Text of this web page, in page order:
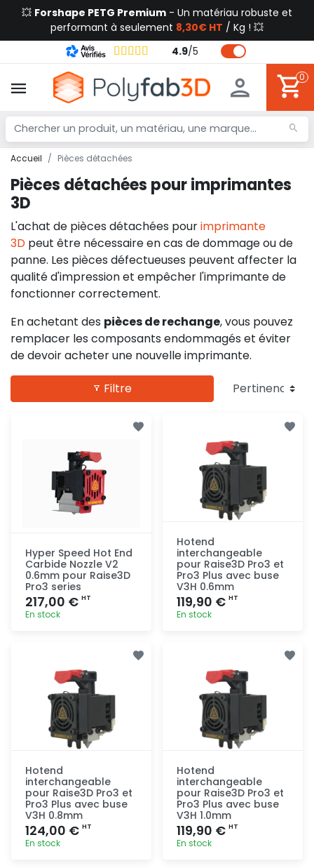
💥 Forshape PETG Premium - Un matériau robuste et
performant à seulement 8,30€ HT / Kg ! 💥
4.9/5
0
Accueil Pièces détachées
Pièces détachées pour imprimantes
3D
L'achat de pièces détachées pourimprimante
3D peut être nécessaire en cas de dommage ou de
panne. Les pièces défectueuses peuvent affecter la
qualité d'impression et empêcher l'imprimante de
fonctionner correctement.
En achetant des pièces de rechange, vous pouvez
remplacer les composants endommagés et éviter
de devoir acheter une nouvelle imprimante.
Filtre
Hyper Speed Hot End
Carbide Nozzle V2
0.6mm pour Raise3D
Pro3 series
217,00 € HT
En stock
Hotend
interchangeable
pour Raise3D Pro3 et
Pro3 Plus avec buse
V3H 0.6mm
119,90 € HT
En stock
Hotend
interchangeable
pour Raise3D Pro3 et
Pro3 Plus avec buse
V3H 0.8mm
124,00 € HT
En stock
Hotend
interchangeable
pour Raise3D Pro3 et
Pro3 Plus avec buse
V3H 1.0mm
119,90 € HT
En stock